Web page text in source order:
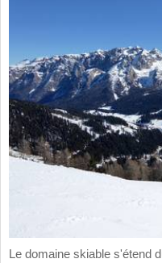
Le domaine skiable s'étend